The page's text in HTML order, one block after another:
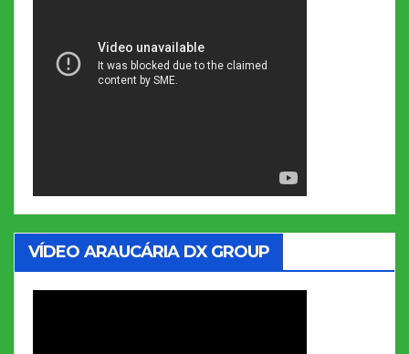
VÍDEO ARAUCÁRIA DX GROUP